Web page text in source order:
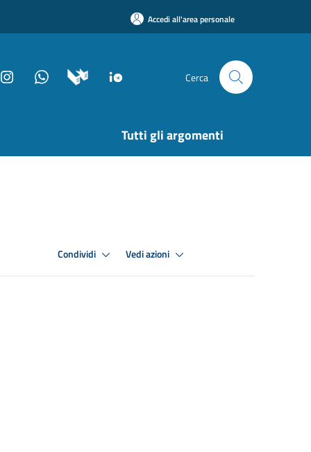
Accedi all'area personale
Cerca
Tutti gli argomenti
Condividi Vedi azioni